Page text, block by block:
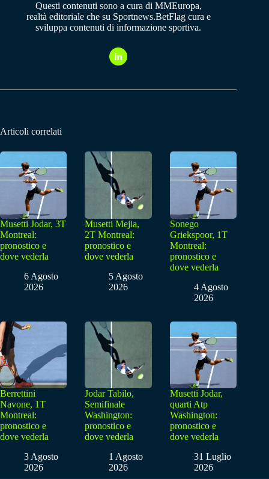
Questi contenuti sono a cura di MMEuropa,
realtà editoriale che su Sportnews.BetFlag cura e
sviluppa contenuti di informazione sportiva.
Articoli correlati
Musetti Jodar, 3T
Montreal:
pronostico e
dove vederla
6 Agosto
2026
Musetti Mejia,
2T Montreal:
pronostico e
dove vederla
5 Agosto
2026
Sonego
Griekspoor, 1T
Montreal:
pronostico e
dove vederla
4 Agosto
2026
Berrettini
Navone, 1T
Montreal:
pronostico e
dove vederla
3 Agosto
2026
Jodar Tabilo,
Semifinale
Washington:
pronostico e
dove vederla
1 Agosto
2026
Musetti Jodar,
quarti Atp
Washington:
pronostico e
dove vederla
31 Luglio
2026